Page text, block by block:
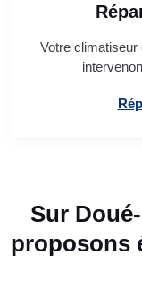
Votre climatiseur
Sur
proposons